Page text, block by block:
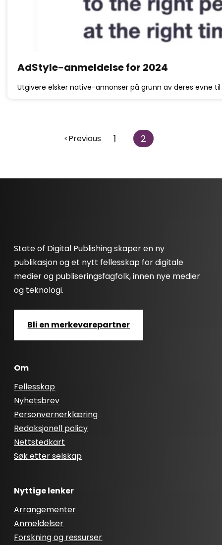
AdStyle-anmeldelse for 2024
Utgivere elsker native-annonser på grunn av deres evne
<Previous 1 2
State of Digital Publishing skaper en ny
publikasjon og et nytt fellesskap for digitale
medier og publiseringsfagfolk, innen nye medier
og teknologi.
Bli en merkevarepartner
Om
Fellesskap
Nyhetsbrev
Personvernerklæring
Redaksjonell policy
Nettstedkart
Søk etter selskap
Nyttige lenker
Arrangementer
Anmeldelser
Forskning og ressurser